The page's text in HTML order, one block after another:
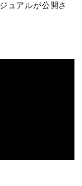
ュアルが公開さ